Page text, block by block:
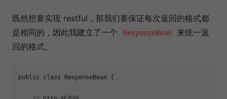
既然想要实现 restful，那我们要保证每次返回的格式都
是相同的，因此我建立了一个
ResponseBean
来统一返
回的格式。
public class ResponseBean {